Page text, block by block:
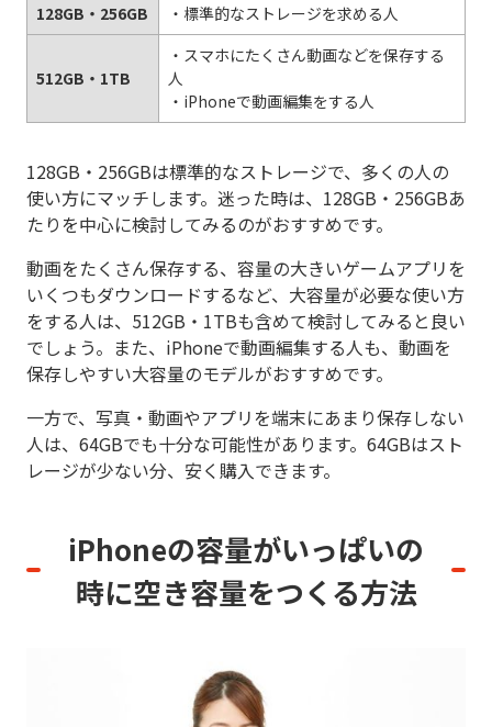
128GB・256GB
・標準的なストレージを求める人
512GB・1TB
・スマホにたくさん動画などを保存する
人
・iPhoneで動画編集をする人
128GB・256GBは標準的なストレージで、多くの人の
使い方にマッチします。迷った時は、128GB・256GBあ
たりを中心に検討してみるのがおすすめです。
動画をたくさん保存する、容量の大きいゲームアプリを
いくつもダウンロードするなど、大容量が必要な使い方
をする人は、512GB・1TBも含めて検討してみると良い
でしょう。また、iPhoneで動画編集する人も、動画を
保存しやすい大容量のモデルがおすすめです。
一方で、写真・動画やアプリを端末にあまり保存しない
人は、64GBでも十分な可能性があります。64GBはスト
レージが少ない分、安く購入できます。
iPhoneの容量がいっぱいの
時に空き容量をつくる方法